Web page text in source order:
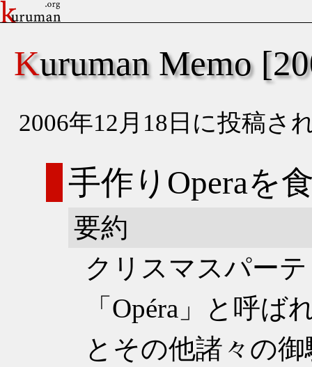
Kuruman Memo
2006年12月18日に投稿さ
手作りOperaを
要約
クリスマスパー
「Opéra」と呼
とその他諸々の